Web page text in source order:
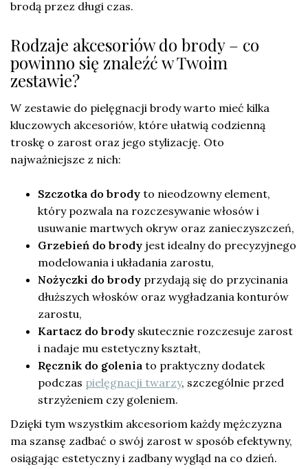
brodą przez długi czas.
Rodzaje akcesoriów do brody – co
powinno się znaleźć w Twoim
zestawie?
W zestawie do pielęgnacji brody warto mieć kilka
kluczowych akcesoriów, które ułatwią codzienną
troskę o zarost oraz jego stylizację. Oto
najważniejsze z nich:
Szczotka do brody to nieodzowny element,
który pozwala na rozczesywanie włosów i
usuwanie martwych okryw oraz zanieczyszczeń,
Grzebień do brody jest idealny do precyzyjnego
modelowania i układania zarostu,
Nożyczki do brody przydają się do przycinania
dłuższych włosków oraz wygładzania konturów
zarostu,
Kartacz do brody skutecznie rozczesuje zarost
i nadaje mu estetyczny kształt,
Ręcznik do golenia to praktyczny dodatek
podczas pielęgnacji twarzy, szczególnie przed
strzyżeniem czy goleniem.
Dzięki tym wszystkim akcesoriom każdy mężczyzna
ma szansę zadbać o swój zarost w sposób efektywny,
osiągając estetyczny i zadbany wygląd na co dzień.